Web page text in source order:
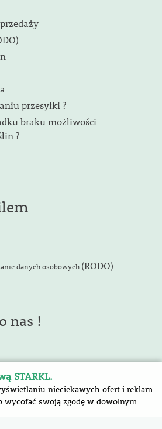
przesyłki ?
braku możliwości
?
danych osobowych (RODO)
nas !
STARKL.
nieciekawych ofert i reklam
wycofać swoją zgodę w dowolnym